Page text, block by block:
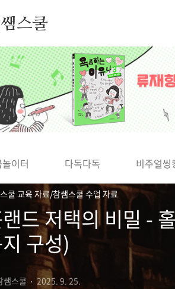
스쿨
이터 다독다독 비주얼씽
쿨 교육 자료/참쌤스쿨 수업 자료
드 저택의 비밀 -
구성)
쌤스쿨 2025. 9. 25.